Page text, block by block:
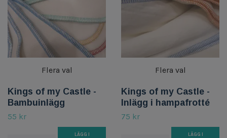
Flera val
Kings of my Castle -
Bambuinlägg
55 kr
LÄGG I
Flera val
Kings of my Castle -
Inlägg i hampafrotté
75 kr
LÄGG I